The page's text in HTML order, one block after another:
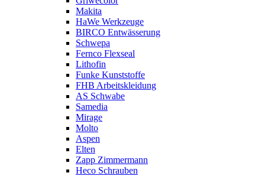
Makita
HaWe Werkzeuge
BIRCO Entwässerung
Schwepa
Fernco Flexseal
Lithofin
Funke Kunststoffe
FHB Arbeitskleidung
AS Schwabe
Samedia
Mirage
Molto
Aspen
Elten
Zapp Zimmermann
Heco Schrauben